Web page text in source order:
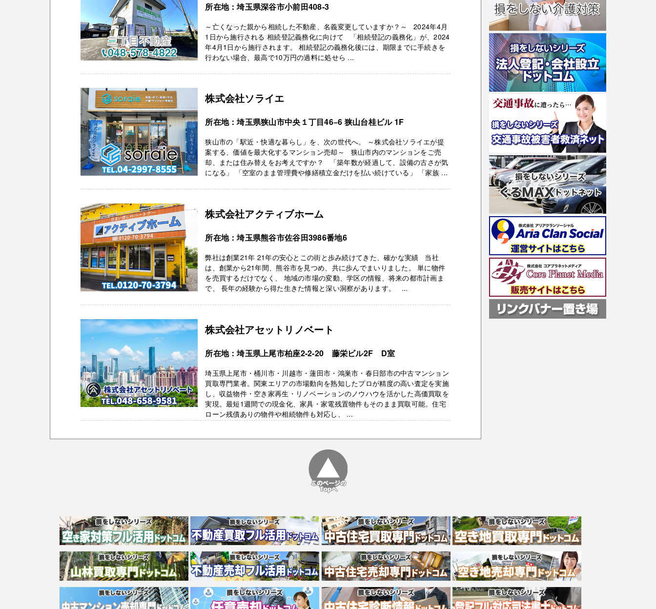
所在地：埼玉県深谷市小前田408-3
～亡くなった親から相続した不動産、名義変更していますか？～ 2024年4月
1日から施行される 相続登記義務化に向けて 「相続登記の義務化」が、2024
年4月1日から施行されます。 相続登記の義務化後には、期限までに手続きを
行わない場合、最高で10万円の過料に処せら ...
株式会社ソライエ
所在地：埼玉県狭山市中央１丁目46−6 狭山台桂ビル 1F
狭山市の「駅近・快適な暮らし」を、次の世代へ。 ～株式会社ソライエが提
案する、価値を最大化するマンション売却～ 狭山市内のマンションをご売
却、または住み替えをお考えですか？ 「築年数が経過して、設備の古さが気
になる」 「空室のまま管理費や修繕積立金だけを払い続けている」 「家族 ...
株式会社アクティブホーム
所在地：埼玉県熊谷市佐谷田3986番地6
弊社は創業21年 21年の安心とこの街と歩み続けてきた、確かな実績 当社
は、創業から21年間、熊谷市を見つめ、共に歩んでまいりました。 単に物件
を売買するだけでなく、 地域の市場の変動、学区の情報、将来の都市計画ま
で、 長年の経験から得た生きた情報と深い洞察があります。 ...
株式会社アセットリノベート
所在地：埼玉県上尾市柏座2-2-20 藤栄ビル2F D室
埼玉県上尾市・桶川市・川越市・蓮田市・鴻巣市・春日部市の中古マンション
買取専門業者。関東エリアの市場動向を熟知したプロが精度の高い査定を実施
し、収益物件・空き家再生・リノベーションのノウハウを活かした高価買取を
実現。最短1週間での現金化、家具・家電残置物件もそのまま買取可能。住宅
ローン残債ありの物件や相続物件も対応し、 ...